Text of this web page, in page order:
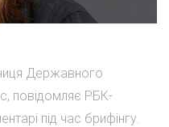
Державного
повідомляє РБК-
під час брифінгу.